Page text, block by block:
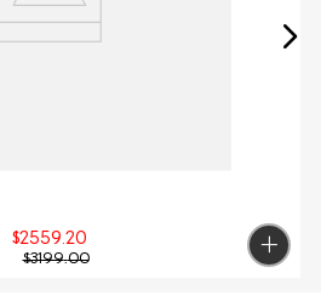
$2559.20
$3199.00